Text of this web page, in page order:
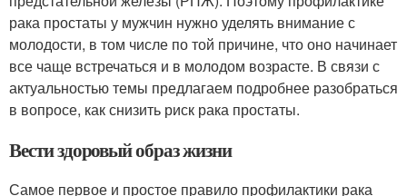
рака простаты у мужчин нужно уделять внимание с
молодости, в том числе по той причине, что оно начинает
все чаще встречаться и в молодом возрасте. В связи с
актуальностью темы предлагаем подробнее разобраться
в вопросе, как снизить риск рака простаты.
Вести здоровый образ жизни
Самое первое и простое правило профилактики рака